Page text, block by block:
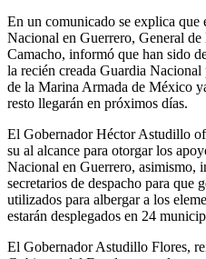
En un comunicado se explica que
Nacional en Guerrero, General
Camacho, informó que han sido
la recién creada Guardia
de la Marina Armada de México
resto llegarán en próximos días.
El Gobernador Héctor Astudillo
su al alcance para otorgar los
Nacional en Guerrero, asimismo,
secretarios de despacho para que
utilizados para albergar a los
estarán desplegados en 24
El Gobernador Astudillo Flores,